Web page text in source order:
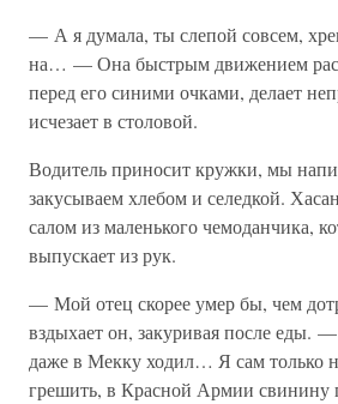
— А я думала, ты слепой совсем,
на… — Она быстрым движением
перед его синими очками, делает
исчезает в столовой.
Водитель приносит кружки, мы
закусываем хлебом и селедкой.
салом из маленького чемоданчика,
выпускает из рук.
— Мой отец скорее умер бы, чем
вздыхает он, закуривая после еды.
даже в Мекку ходил… Я сам только
грешить, в Красной Армии свинину